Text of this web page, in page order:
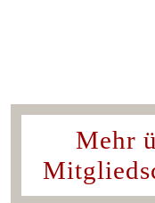
Mehr